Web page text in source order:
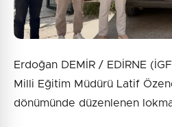
Erdoğan DEMİR / EDİRNE
Milli Eğitim Müdürü Latif
dönümünde düzenlenen lokma